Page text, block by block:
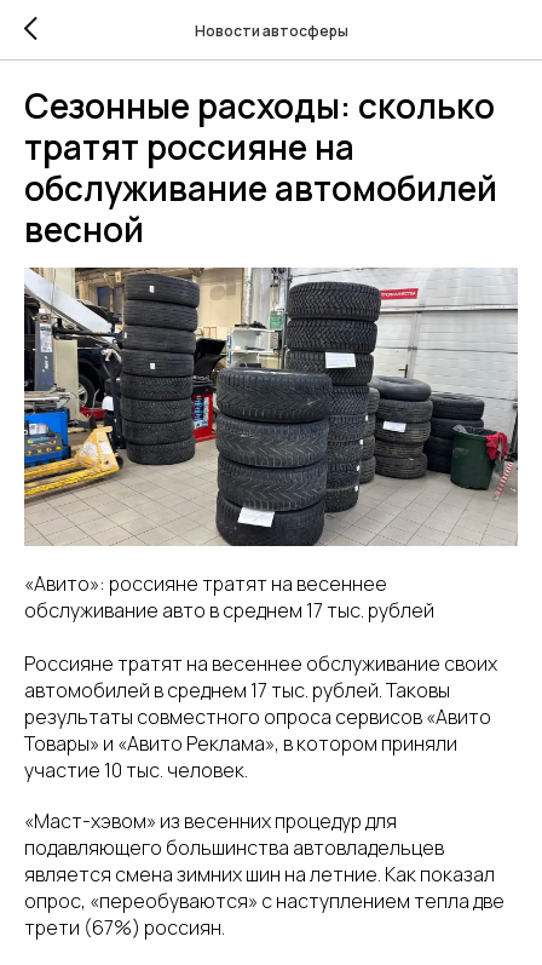
Новости автосферы
Сезонные расходы: сколько
тратят россияне на
обслуживание автомобилей
весной
«Авито»: россияне тратят на весеннее
обслуживание авто в среднем 17 тыс. рублей
Россияне тратят на весеннее обслуживание своих
автомобилей в среднем 17 тыс. рублей. Таковы
результаты совместного опроса сервисов «Авито
Товары» и «Авито Реклама», в котором приняли
участие 10 тыс. человек.
«Маст-хэвом» из весенних процедур для
подавляющего большинства автовладельцев
является смена зимних шин на летние. Как показал
опрос, «переобуваются» с наступлением тепла две
трети (67%) россиян.